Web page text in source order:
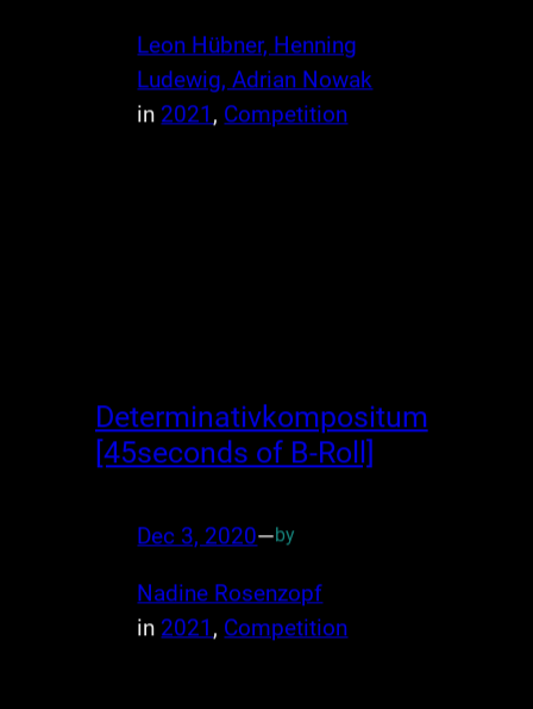
Leon Hübner, Henning
Ludewig, Adrian Nowak
in 2021 Competition
Determinativkompositum
[45seconds of B-Roll]
Dec 3, 2020—by
Nadine Rosenzopf
in 2021 Competition